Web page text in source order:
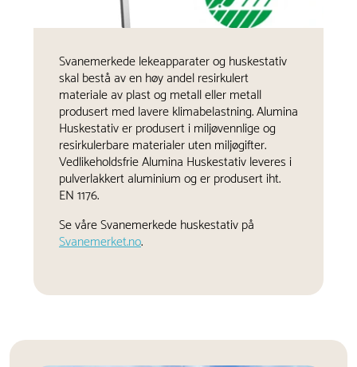
Svanemerkede lekeapparater og huskestativ
skal bestå av en høy andel resirkulert
materiale av plast og metall eller metall
produsert med lavere klimabelastning. Alumina
Huskestativ er produsert i miljøvennlige og
resirkulerbare materialer uten miljøgifter.
Vedlikeholdsfrie Alumina Huskestativ leveres i
pulverlakkert aluminium og er produsert iht.
EN 1176.
Se våre Svanemerkede huskestativ på
Svanemerket.no.